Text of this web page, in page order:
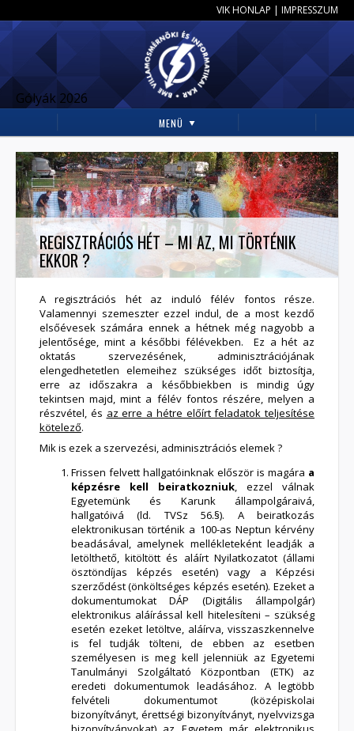
VIK HONLAP | IMPRESSZUM
Gólyák 2026
MENÜ
REGISZTRÁCIÓS HÉT – MI AZ, MI TÖRTÉNIK
EKKOR ?
A regisztrációs hét az induló félév fontos része.
Valamennyi szemeszter ezzel indul, de a most kezdő
elsőévesek számára ennek a hétnek még nagyobb a
jelentősége, mint a későbbi félévekben. Ez a hét az
oktatás szervezésének, adminisztrációjának
elengedhetetlen elemeihez szükséges időt biztosítja,
erre az időszakra a későbbiekben is mindig úgy
tekintsen majd, mint a félév fontos részére, melyen a
részvétel, és az erre a hétre előírt feladatok teljesítése
kötelező.
Mik is ezek a szervezési, adminisztrációs elemek ?
Frissen felvett hallgatóinknak először is magára a
képzésre kell beiratkozniuk, ezzel válnak
Egyetemünk és Karunk állampolgáraivá,
hallgatóivá (ld. TVSz 56.§). A beiratkozás
elektronikusan történik a 100-as Neptun kérvény
beadásával, amelynek mellékleteként leadják a
letölthető, kitöltött és aláírt Nyilatkozatot (állami
ösztöndíjas képzés esetén) vagy a Képzési
szerződést (önköltséges képzés esetén). Ezeket a
dokumentumokat DÁP (Digitális állampolgár)
elektronikus aláírással kell hitelesíteni – szükség
esetén ezeket letöltve, aláírva, visszaszkennelve
is fel tudják tölteni, de ebben az esetben
személyesen is meg kell jelenniük az Egyetemi
Tanulmányi Szolgáltató Központban (ETK) az
eredeti dokumentumok leadásához. A legtöbb
felvételi dokumentumot (középiskolai
bizonyítványt, érettségi bizonyítványt, nyelvvizsga